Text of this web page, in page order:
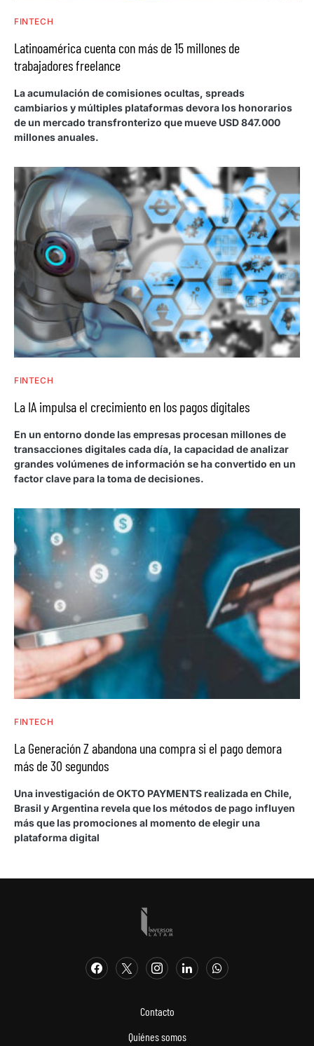
FINTECH
Latinoamérica cuenta con más de 15 millones de
trabajadores freelance
La acumulación de comisiones ocultas, spreads
cambiarios y múltiples plataformas devora los honorarios
de un mercado transfronterizo que mueve USD 847.000
millones anuales.
FINTECH
La IA impulsa el crecimiento en los pagos digitales
En un entorno donde las empresas procesan millones de
transacciones digitales cada día, la capacidad de analizar
grandes volúmenes de información se ha convertido en un
factor clave para la toma de decisiones.
FINTECH
La Generación Z abandona una compra si el pago demora
más de 30 segundos
Una investigación de OKTO PAYMENTS realizada en Chile,
Brasil y Argentina revela que los métodos de pago influyen
más que las promociones al momento de elegir una
plataforma digital
Contacto
Quiénes somos